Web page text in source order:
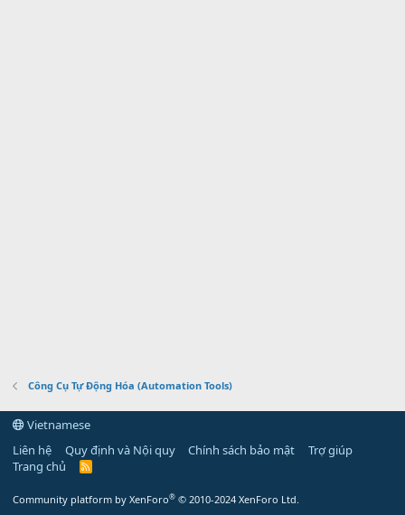
Công Cụ Tự Động Hóa (Automation Tools)
Vietnamese
Liên hệ
Quy định và Nội quy Chính sách bảo mật
Trợ giúp
Trang chủ
R
Community platform by XenForo® © 2010-2024 XenForo Ltd.